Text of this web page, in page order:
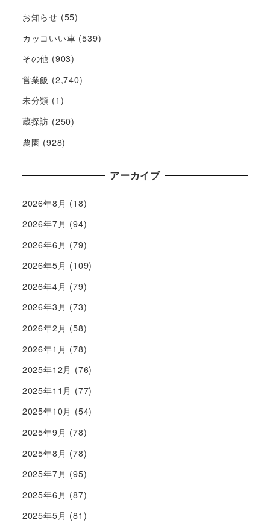
お知らせ (55)
カッコいい車 (539)
その他 (903)
営業飯 (2,740)
未分類 (1)
蔵探訪 (250)
農園 (928)
アーカイブ
2026年8月 (18)
2026年7月 (94)
2026年6月 (79)
2026年5月 (109)
2026年4月 (79)
2026年3月 (73)
2026年2月 (58)
2026年1月 (78)
2025年12月 (76)
2025年11月 (77)
2025年10月 (54)
2025年9月 (78)
2025年8月 (78)
2025年7月 (95)
2025年6月 (87)
2025年5月 (81)